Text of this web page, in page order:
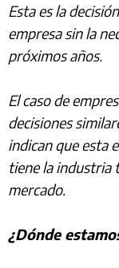
Esta es la
empresa sin la
próximos años.
El caso de
decisiones
indican que esta
tiene la industria
mercado.
¿Dónde